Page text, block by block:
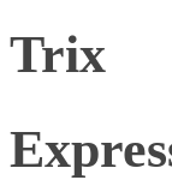
Trix